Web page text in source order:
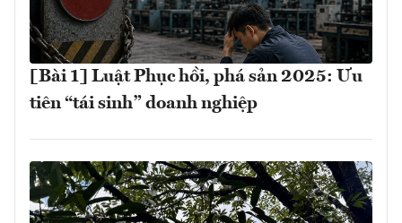
[Bài 1] Luật Phục hồi, phá sản 2025: Ưu
tiên “tái sinh” doanh nghiệp